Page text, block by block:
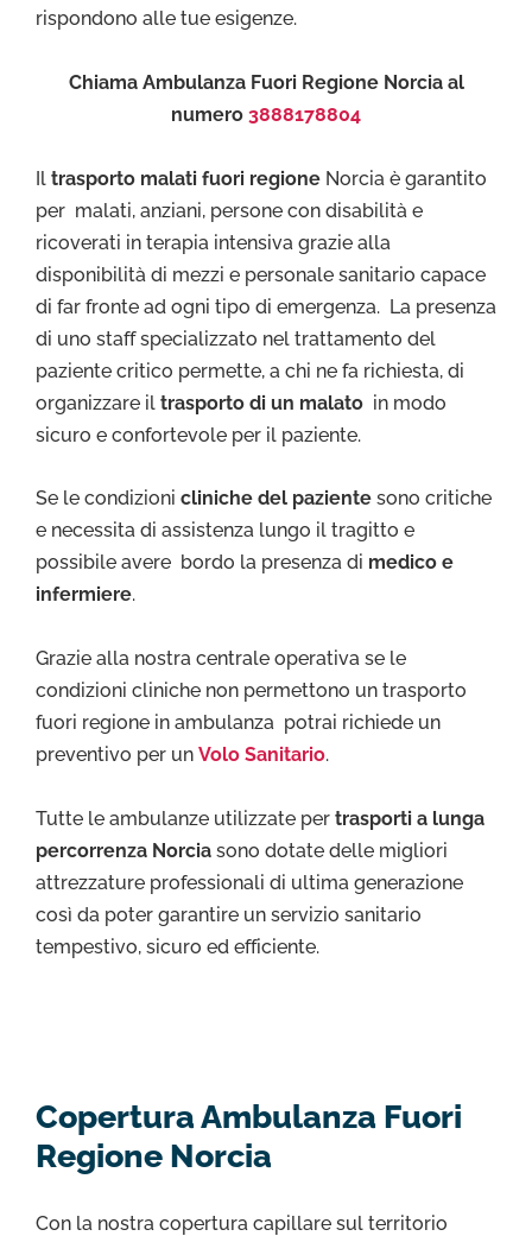
rispondono alle tue esigenze.
Chiama Ambulanza Fuori Regione Norcia al
numero 3888178804
Il trasporto malati fuori regione Norcia è garantito
per malati, anziani, persone con disabilità e
ricoverati in terapia intensiva grazie alla
disponibilità di mezzi e personale sanitario capace
di far fronte ad ogni tipo di emergenza. La presenza
di uno staff specializzato nel trattamento del
paziente critico permette, a chi ne fa richiesta, di
organizzare il trasporto di un malato in modo
sicuro e confortevole per il paziente.
Se le condizioni cliniche del paziente sono critiche
e necessita di assistenza lungo il tragitto e
possibile avere bordo la presenza di medico e
infermiere.
Grazie alla nostra centrale operativa se le
condizioni cliniche non permettono un trasporto
fuori regione in ambulanza potrai richiede un
preventivo per un Volo Sanitario.
Tutte le ambulanze utilizzate per trasporti a lunga
percorrenza Norcia sono dotate delle migliori
attrezzature professionali di ultima generazione
così da poter garantire un servizio sanitario
tempestivo, sicuro ed efficiente.
Copertura Ambulanza Fuori
Regione Norcia
Con la nostra copertura capillare sul territorio